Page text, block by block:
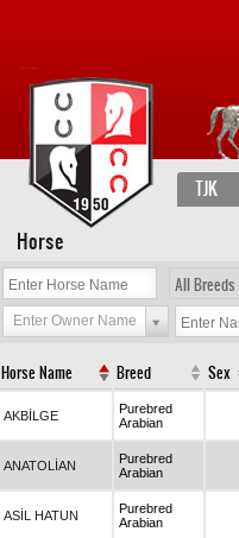
TJK
Horse
All Breeds
Enter Owner Name
Horse Name Breed Sex
AKBİLGE
Purebred
Arabian
ANATOLİAN
Purebred
Arabian
ASİL HATUN
Purebred
Arabian